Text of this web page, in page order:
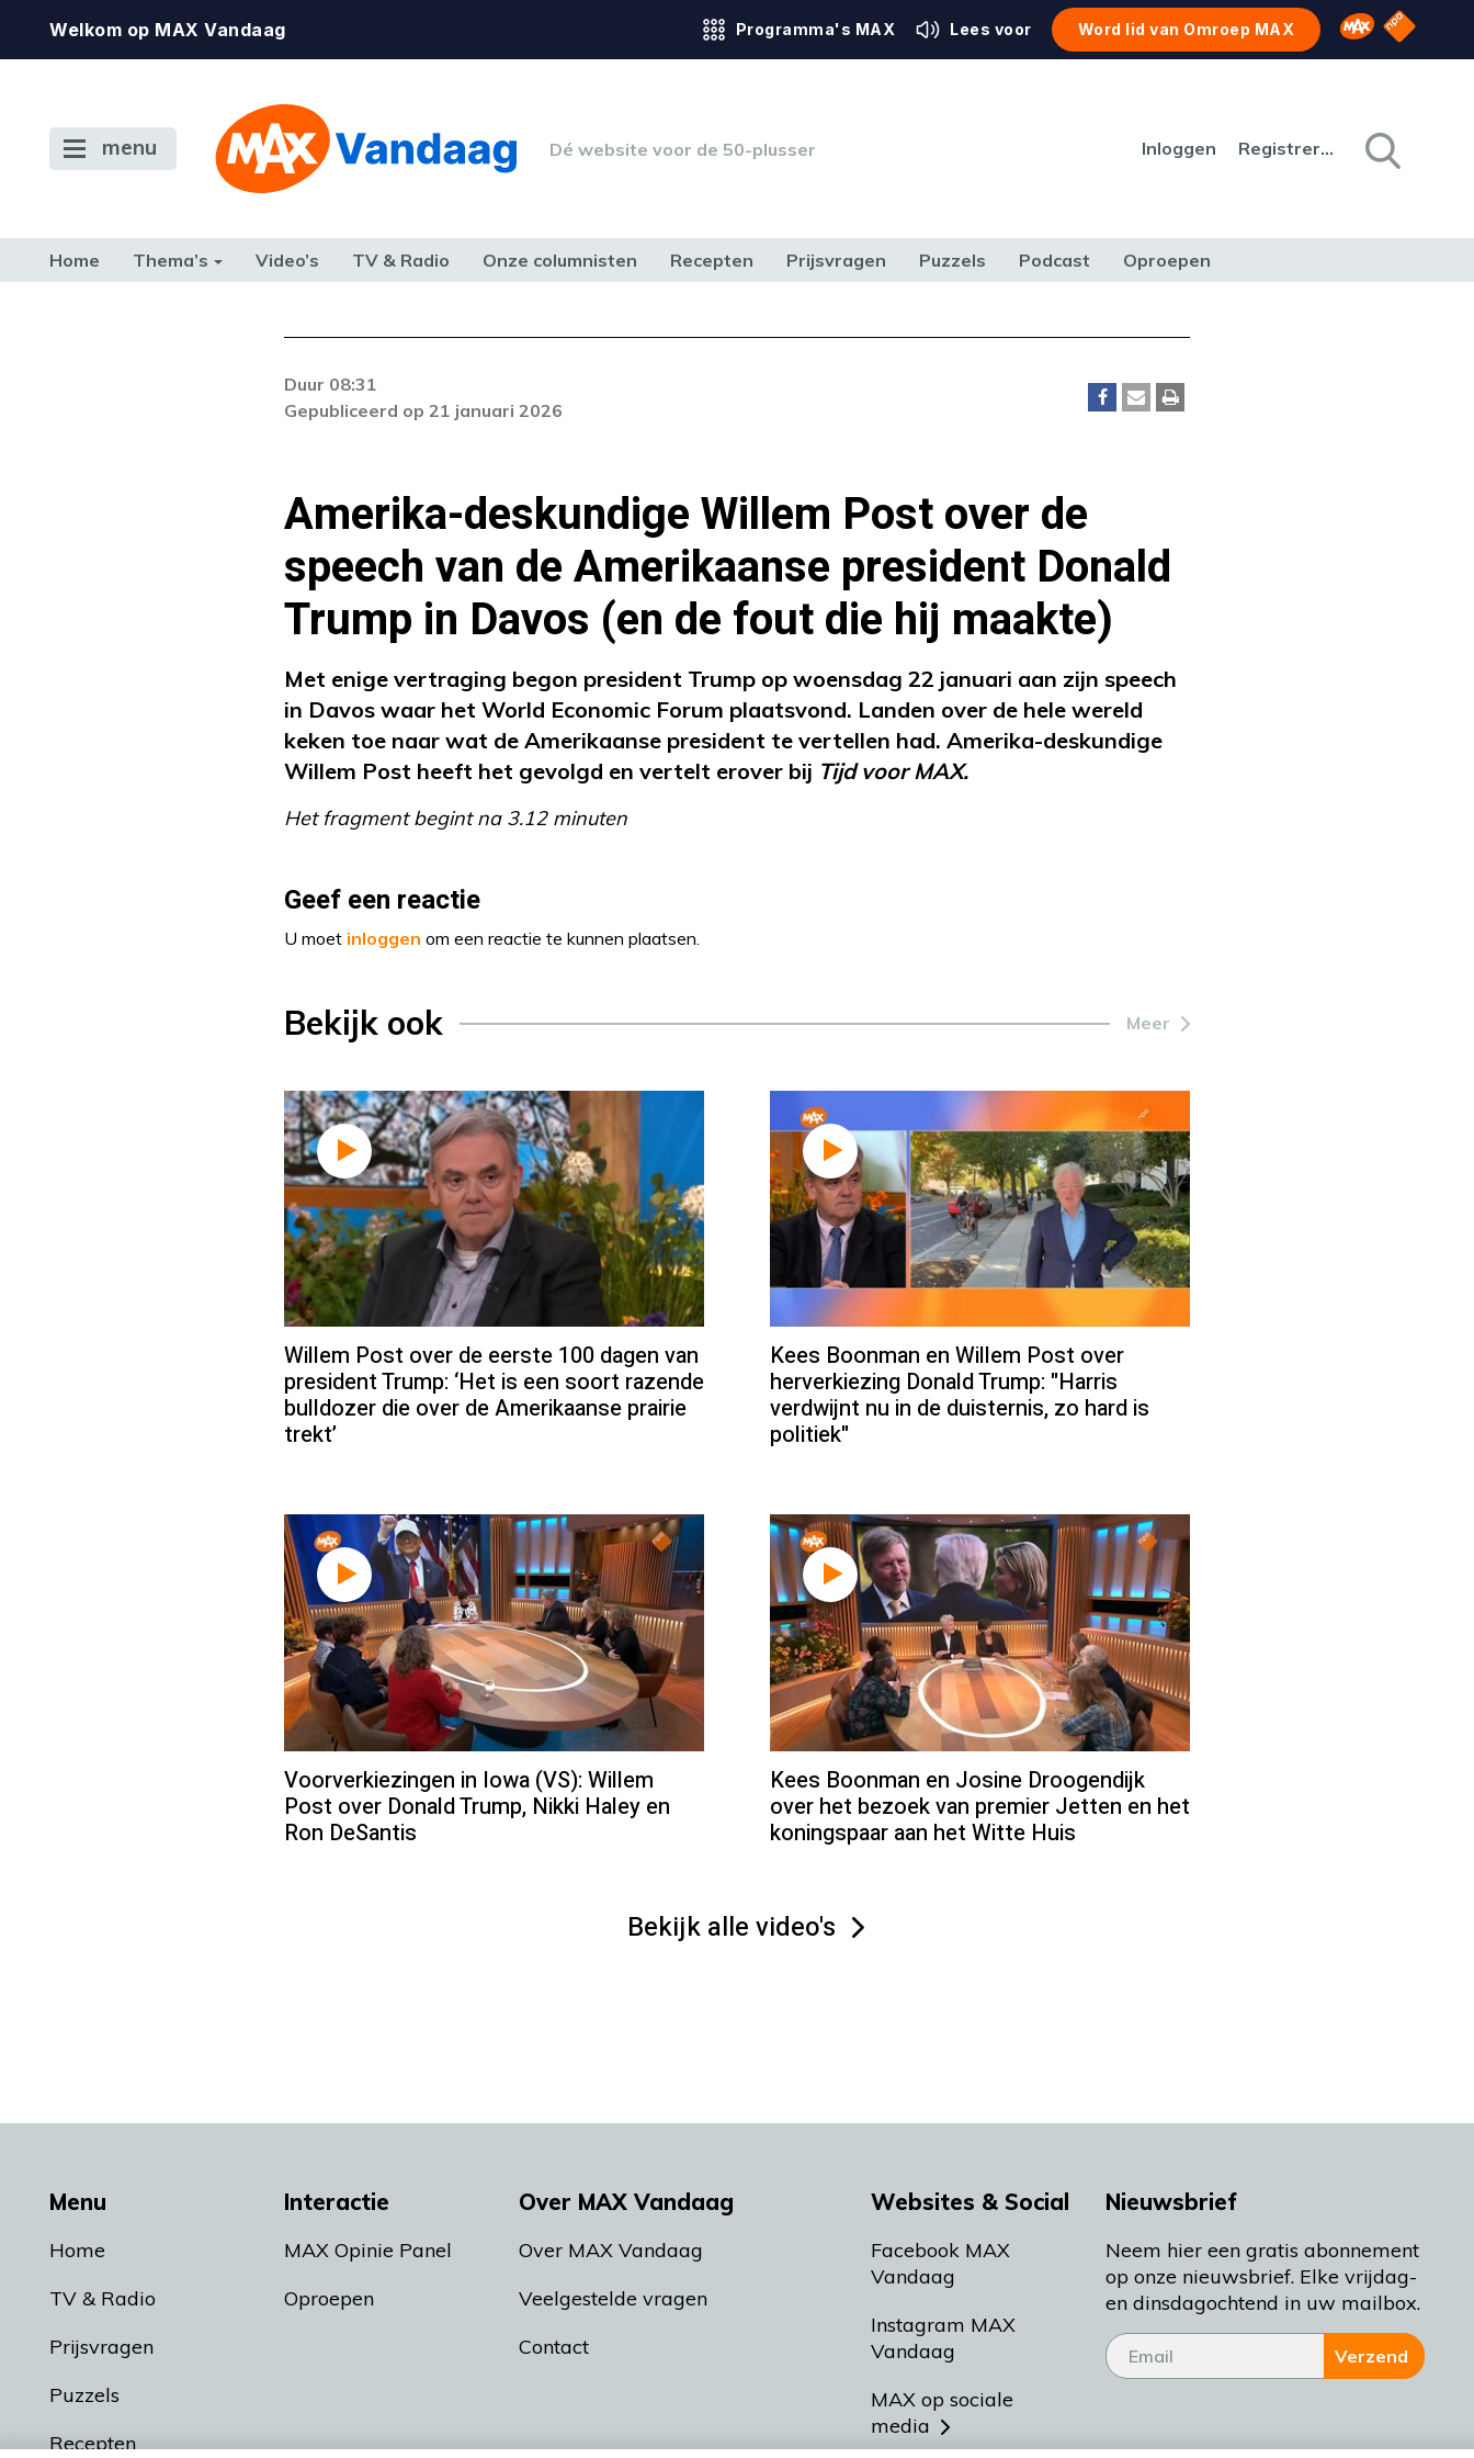
Welkom op MAX Vandaag Programma's MAX Lees voor Word lid van Omroep MAX Omroep MAX
NPO
menu Dé website voor de 50-plusser Inloggen Registreren
Home Thema’s Video’s TV & Radio Onze columnisten Recepten Prijsvragen Puzzels Podcast Oproepen
Er is een licentie-fout opgetreden. Als het probleem
zich blijft voordoen, neem dan contact op met onze
Duur 08:31
Gepubliceerd op 21 januari 2026
Amerika-deskundige Willem Post over de
speech van de Amerikaanse president Donald
Trump in Davos (en de fout die hij maakte)
Met enige vertraging begon president Trump op woensdag 22 januari aan zijn speech
in Davos waar het World Economic Forum plaatsvond. Landen over de hele wereld
keken toe naar wat de Amerikaanse president te vertellen had. Amerika-deskundige
Willem Post heeft het gevolgd en vertelt erover bij Tijd voor MAX.
Het fragment begint na 3.12 minuten
Geef een reactie
U moet inloggen om een reactie te kunnen plaatsen.
Bekijk ook Meer
Willem Post over de eerste 100 dagen van
president Trump: ‘Het is een soort razende
bulldozer die over de Amerikaanse prairie
trekt’
Kees Boonman en Willem Post over
herverkiezing Donald Trump: "Harris
verdwijnt nu in de duisternis, zo hard is
politiek"
Voorverkiezingen in Iowa (VS): Willem
Post over Donald Trump, Nikki Haley en
Ron DeSantis
Kees Boonman en Josine Droogendijk
over het bezoek van premier Jetten en het
koningspaar aan het Witte Huis
Bekijk alle video's
Menu
Home
TV & Radio
Prijsvragen
Puzzels
Recepten
Interactie
MAX Opinie Panel
Oproepen
Over MAX Vandaag
Over MAX Vandaag
Veelgestelde vragen
Contact
Websites & Social
Facebook MAX
Vandaag
Instagram MAX
Vandaag
MAX op sociale
media
Nieuwsbrief
Neem hier een gratis abonnement
op onze nieuwsbrief. Elke vrijdag-
en dinsdagochtend in uw mailbox.
Verzend